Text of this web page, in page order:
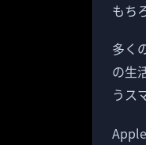
もち
多く
の生
うス